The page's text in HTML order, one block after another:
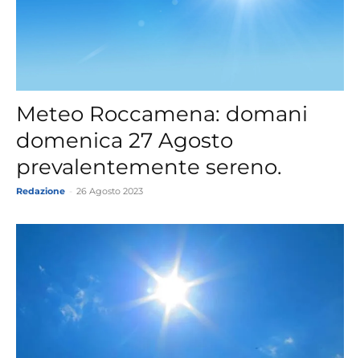
Meteo Roccamena: domani
domenica 27 Agosto
prevalentemente sereno.
Redazione 26 Agosto 2023